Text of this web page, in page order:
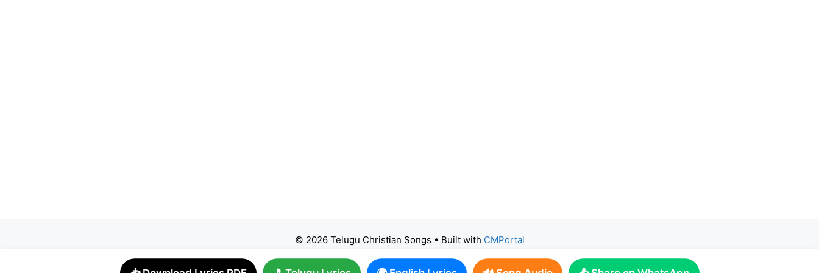
© 2026 Telugu Christian Songs • Built with CMPortal